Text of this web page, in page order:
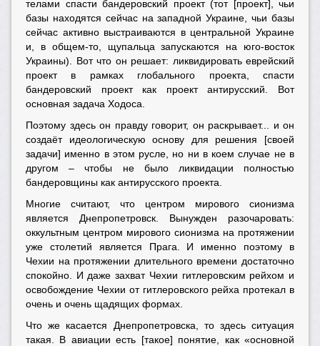
телами спасти бандеровский проект (тот [проект], чьи
базы находятся сейчас на западной Украине, чьи базы
сейчас активно выстраиваются в центральной Украине
и, в общем-то, щупальца запускаются на юго-восток
Украины). Вот что он решает: ликвидировать еврейский
проект в рамках глобального проекта, спасти
бандеровский проект как проект антирусский. Вот
основная задача Ходоса.
Поэтому здесь он правду говорит, он раскрывает... и он
создаёт идеологическую основу для решения [своей
задачи] именно в этом русле, но ни в коем случае не в
другом – чтобы не было ликвидации полностью
бандеровщины как антирусского проекта.
Многие считают, что центром мирового сионизма
является Днепропетровск. Вынужден разочаровать:
оккультным центром мирового сионизма на протяжении
уже столетий является Прага. И именно поэтому в
Чехии на протяжении длительного времени достаточно
спокойно. И даже захват Чехии гитлеровским рейхом и
освобождение Чехии от гитлеровского рейха протекал в
очень и очень щадящих формах.
Что же касается Днепропетровска, то здесь ситуация
такая. В авиации есть [такое] понятие, как «основной